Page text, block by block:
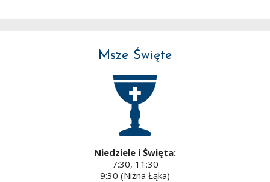
Msze Święte
Niedziele i Święta:
7:30, 11:30
9:30 (Niżna Łąka)